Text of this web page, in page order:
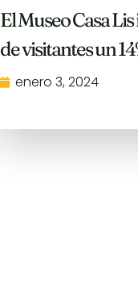
El Museo Casa
de visitantes un
enero 3, 2024